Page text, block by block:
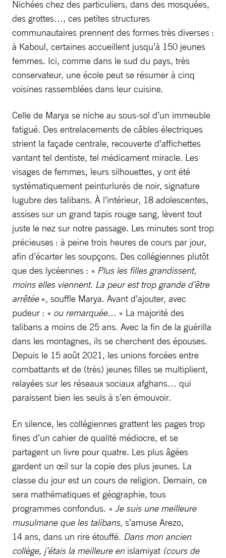
Nichées chez des particuliers, dans des mosquées,
des grottes…, ces petites structures
communautaires prennent des formes très diverses :
à Kaboul, certaines accueillent jusqu’à 150 jeunes
femmes. Ici, comme dans le sud du pays, très
conservateur, une école peut se résumer à cinq
voisines rassemblées dans leur cuisine.
Celle de Marya se niche au sous-sol d’un immeuble
fatigué. Des entrelacements de câbles électriques
strient la façade centrale, recouverte d’affichettes
vantant tel dentiste, tel médicament miracle. Les
visages de femmes, leurs silhouettes, y ont été
systématiquement peinturlurés de noir, signature
lugubre des talibans. À l’intérieur, 18 adolescentes,
assises sur un grand tapis rouge sang, lèvent tout
juste le nez sur notre passage. Les minutes sont trop
précieuses : à peine trois heures de cours par jour,
afin d’écarter les soupçons. Des collégiennes plutôt
que des lycéennes : « Plus les filles grandissent,
moins elles viennent. La peur est trop grande d’être
arrêtée», souffle Marya. Avant d’ajouter, avec
pudeur : « ou remarquée… » La majorité des
talibans a moins de 25 ans. Avec la fin de la guérilla
dans les montagnes, ils se cherchent des épouses.
Depuis le 15 août 2021, les unions forcées entre
combattants et de (très) jeunes filles se multiplient,
relayées sur les réseaux sociaux afghans… qui
paraissent bien les seuls à s’en émouvoir.
En silence, les collégiennes grattent les pages trop
fines d’un cahier de qualité médiocre, et se
partagent un livre pour quatre. Les plus âgées
gardent un œil sur la copie des plus jeunes. La
classe du jour est un cours de religion. Demain, ce
sera mathématiques et géographie, tous
programmes confondus. « Je suis une meilleure
musulmane que les talibans, s’amuse Arezo,
14 ans, dans un rire étouffé. Dans mon ancien
collège, j’étais la meilleure en islamiyat (cours de